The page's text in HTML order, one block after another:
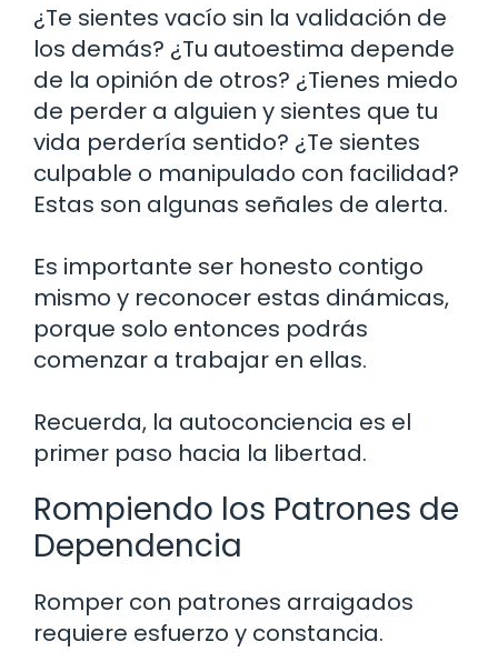
¿Te sientes vacío sin la validación de
los demás? ¿Tu autoestima depende
de la opinión de otros? ¿Tienes miedo
de perder a alguien y sientes que tu
vida perdería sentido? ¿Te sientes
culpable o manipulado con facilidad?
Estas son algunas señales de alerta.
Es importante ser honesto contigo
mismo y reconocer estas dinámicas,
porque solo entonces podrás
comenzar a trabajar en ellas.
Recuerda, la autoconciencia es el
primer paso hacia la libertad.
Rompiendo los Patrones de
Dependencia
Romper con patrones arraigados
requiere esfuerzo y constancia.